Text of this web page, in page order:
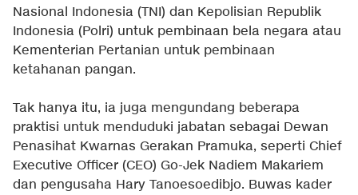
Nasional Indonesia (TNI) dan Kepolisian Republik
Indonesia (Polri) untuk pembinaan bela negara atau
Kementerian Pertanian untuk pembinaan
ketahanan pangan.
Tak hanya itu, ia juga mengundang beberapa
praktisi untuk menduduki jabatan sebagai Dewan
Penasihat Kwarnas Gerakan Pramuka, seperti Chief
Executive Officer (CEO) Go-Jek Nadiem Makariem
dan pengusaha Hary Tanoesoedibjo. Buwas kader